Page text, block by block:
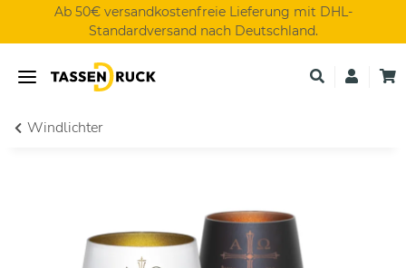
Ab 50€ versandkostenfreie Lieferung mit DHL-
Standardversand nach Deutschland.
Windlichter